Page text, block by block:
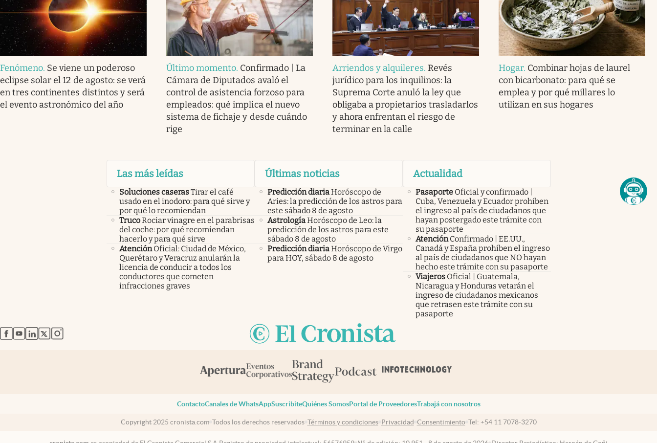
Fenómeno. Se viene un poderoso
eclipse solar el 12 de agosto: se verá
en tres continentes distintos y será
el evento astronómico del año
Último momento. Confirmado | La
Cámara de Diputados avaló el
control de asistencia forzoso para
empleados: qué implica el nuevo
sistema de fichaje y desde cuándo
rige
Arriendos y alquileres. Revés
jurídico para los inquilinos: la
Suprema Corte anuló la ley que
obligaba a propietarios trasladarlos
y ahora enfrentan el riesgo de
terminar en la calle
Hogar. Combinar hojas de laurel
con bicarbonato: para qué se
emplea y por qué millares lo
utilizan en sus hogares
Las más leídas
Soluciones caserasTirar el café
usado en el inodoro: para qué sirve y
por qué lo recomiendan
TrucoRociar vinagre en el parabrisas
del coche: por qué recomiendan
hacerlo y para qué sirve
Atención Oficial: Ciudad de México,
Querétaro y Veracruz anularán la
licencia de conducir a todos los
conductores que cometen
infracciones graves
Últimas noticias
Predicción diariaHoróscopo de
Aries: la predicción de los astros para
este sábado 8 de agosto
AstrologíaHoróscopo de Leo: la
predicción de los astros para este
sábado 8 de agosto
Predicción diariaHoróscopo de Virgo
para HOY, sábado 8 de agosto
Actualidad
Pasaporte Oficial y confirmado |
Cuba, Venezuela y Ecuador prohíben
el ingreso al país de ciudadanos que
hayan postergado este trámite con
su pasaporte
Atención Confirmado | EE.UU.,
Canadá y España prohíben el ingreso
al país de ciudadanos que NO hayan
hecho este trámite con su pasaporte
Viajeros Oficial | Guatemala,
Nicaragua y Honduras vetarán el
ingreso de ciudadanos mexicanos
que retrasen este trámite con su
pasaporte
abre en nueva pestaña
abre en nueva pestaña
abre en nueva pestaña
abre en nueva pestaña
abre en nueva pestaña
ContactoCanales de WhatsAppSuscribiteQuiénes SomosPortal de ProveedoresTrabajá con nosotros
Copyright 2025 cronista.com Todos los derechos reservados Términos y condiciones Privacidad Consentimiento Tel: +54 11 7078-3270